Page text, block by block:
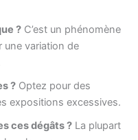
? C’est un phénomène
une variation de
? Optez pour des
expositions excessives.
ces dégâts ? La plupart